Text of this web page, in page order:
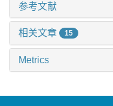
参考文献
相关文章 15
Metrics